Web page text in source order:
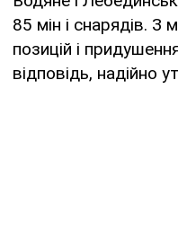
85 мін і снарядів.
позицій і
відповідь, надійно